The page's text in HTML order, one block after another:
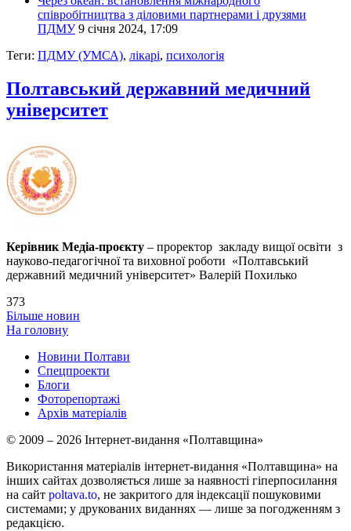
співробітництва з діловими партнерами і друзями
ПДМУ 9 січня 2024, 17:09
Теги: ПДМУ (УМСА), лікарі, психологія
Полтавський державний медичний
університет
Керівник Медіа-проєкту – проректор закладу вищої освіти з
науково-педагогічної та виховної роботи «Полтавський
державний медичний університет» Валерій Похилько
373
Більше новин
На головну
Новини Полтави
Спецпроекти
Блоги
Фоторепортажі
Архів матеріалів
© 2009 – 2026 Інтернет-видання «Полтавщина»
Використання матеріалів інтернет-видання «Полтавщина» на
інших сайтах дозволяється лише за наявності гіперпосилання
на сайт poltava.to, не закритого для індексації пошуковими
системами; у друкованих виданнях — лише за погодженням з
редакцією.